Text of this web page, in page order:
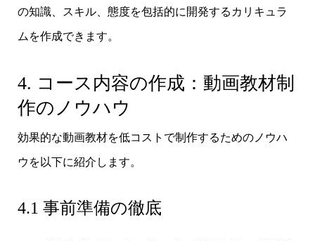
の知識、スキル、態度を包括的に開発するカリキュラ
ムを作成できます。
4. コース内容の作成：動画教材制
作のノウハウ
効果的な動画教材を低コストで制作するためのノウハ
ウを以下に紹介します。
4.1 事前準備の徹底